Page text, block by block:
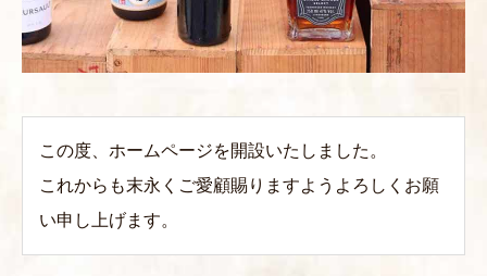
この度、ホームページを開設いたしました。
これからも末永くご愛顧賜りますようよろしくお願
い申し上げます。